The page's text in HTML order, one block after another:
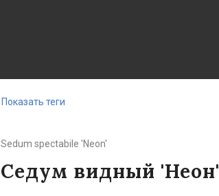
Показать теги
Sedum spectabile 'Neon'
Седум видный 'Неон'